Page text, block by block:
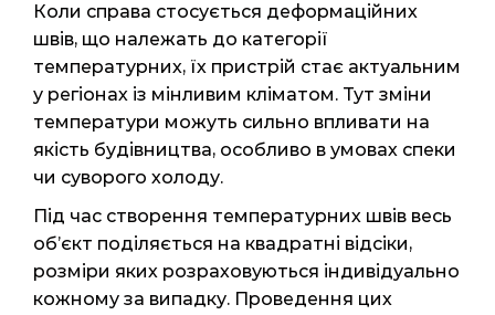
Коли справа стосується деформаційних
швів, що належать до категорії
температурних, їх пристрій стає актуальним
у регіонах із мінливим кліматом. Тут зміни
температури можуть сильно впливати на
якість будівництва, особливо в умовах спеки
чи суворого холоду.
Під час створення температурних швів весь
об’єкт поділяється на квадратні відсіки,
розміри яких розраховуються індивідуально
кожному за випадку. Проведення цих